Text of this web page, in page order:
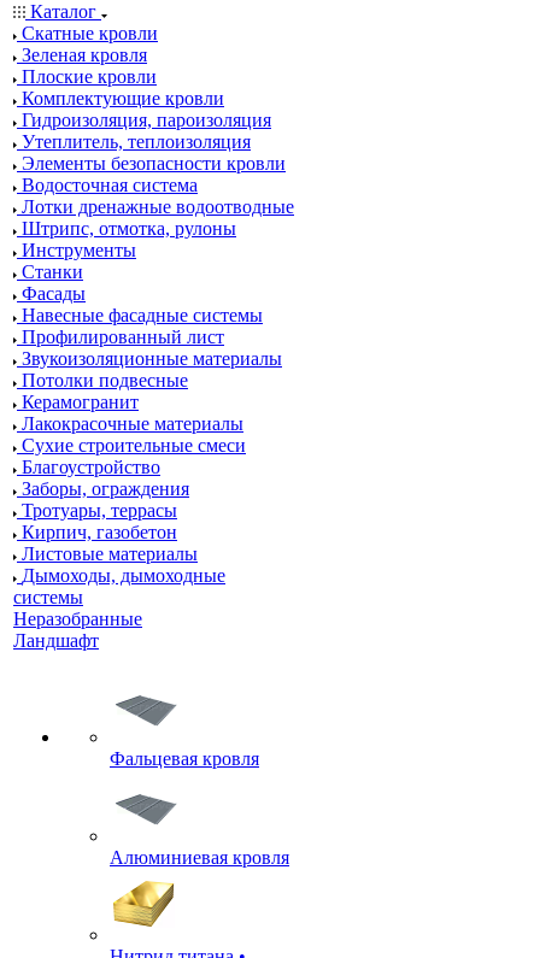
Каталог
Скатные кровли
Зеленая кровля
Плоские кровли
Комплектующие кровли
Гидроизоляция, пароизоляция
Утеплитель, теплоизоляция
Элементы безопасности кровли
Водосточная система
Лотки дренажные водоотводные
Штрипс, отмотка, рулоны
Инструменты
Станки
Фасады
Навесные фасадные системы
Профилированный лист
Звукоизоляционные материалы
Потолки подвесные
Керамогранит
Лакокрасочные материалы
Сухие строительные смеси
Благоустройство
Заборы, ограждения
Тротуары, террасы
Кирпич, газобетон
Листовые материалы
Дымоходы, дымоходные
системы
Неразобранные
Ландшафт
Фальцевая кровля
Алюминиевая кровля